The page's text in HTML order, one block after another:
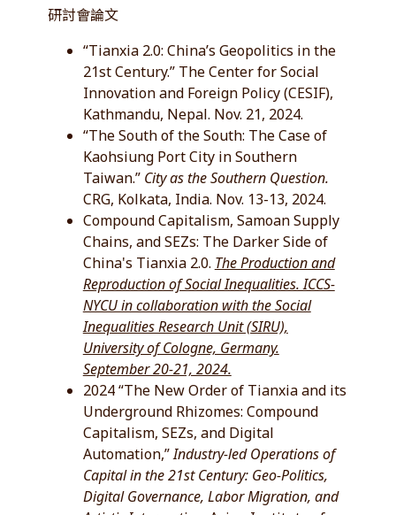
研討會論文
“Tianxia 2.0: China’s Geopolitics in the
21st Century.” The Center for Social
Innovation and Foreign Policy (CESIF),
Kathmandu, Nepal. Nov. 21, 2024.
“The South of the South: The Case of
Kaohsiung Port City in Southern
Taiwan.” City as the Southern Question.
CRG, Kolkata, India. Nov. 13-13, 2024.
Compound Capitalism, Samoan Supply
Chains, and SEZs: The Darker Side of
China's Tianxia 2.0. The Production and
Reproduction of Social Inequalities. ICCS-
NYCU in collaboration with the Social
Inequalities Research Unit (SIRU),
University of Cologne, Germany.
September 20-21, 2024.
2024 “The New Order of Tianxia and its
Underground Rhizomes: Compound
Capitalism, SEZs, and Digital
Automation,”Industry-led Operations of
Capital in the 21st Century: Geo-Politics,
Digital Governance, Labor Migration, and